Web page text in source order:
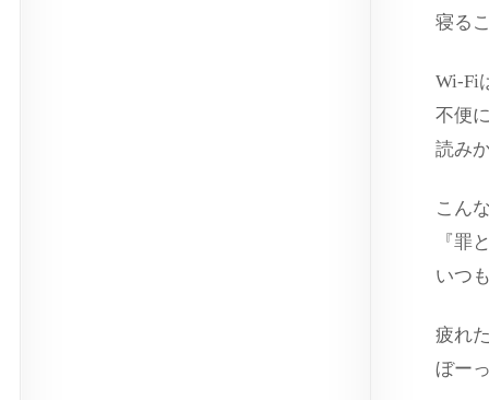
寝る
Wi-Fi
不便
読み
こん
『罪
いつ
疲れ
ぼー